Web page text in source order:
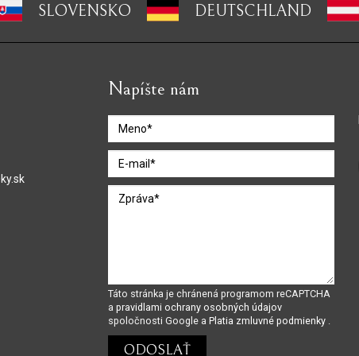
SLOVENSKO DEUTSCHLAND
Napíšte nám
Táto stránka je chránená programom reCAPTCHA
a pravidlami ochrany osobných údajov
spoločnosti Google a Platia zmluvné podmienky .